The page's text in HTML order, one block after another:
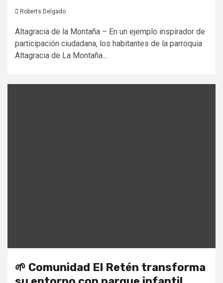
Roberts Delgado
Altagracia de la Montaña – En un ejemplo inspirador de
participación ciudadana, los habitantes de la parroquia
Altagracia de La Montaña...
🌱 Comunidad El Retén transforma